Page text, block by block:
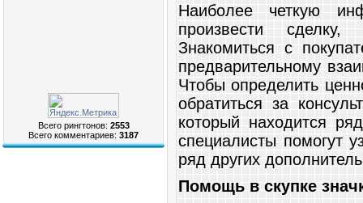
Всего рингтонов: 2553
Всего комментариев: 3187
Наиболее четкую
произвести
Знакомиться с
предварительному
Чтобы определить
обратиться за
который находится
специалисты помогут
ряд других
Помощь в скупке